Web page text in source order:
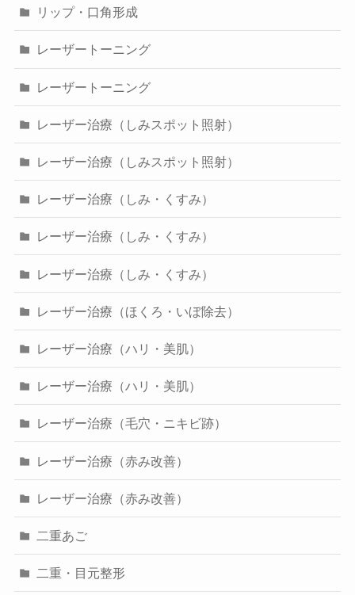
リップ・口角形成
レーザートーニング
レーザートーニング
レーザー治療（しみスポット照射）
レーザー治療（しみスポット照射）
レーザー治療（しみ・くすみ）
レーザー治療（しみ・くすみ）
レーザー治療（しみ・くすみ）
レーザー治療（ほくろ・いぼ除去）
レーザー治療（ハリ・美肌）
レーザー治療（ハリ・美肌）
レーザー治療（毛穴・ニキビ跡）
レーザー治療（赤み改善）
レーザー治療（赤み改善）
二重あご
二重・目元整形